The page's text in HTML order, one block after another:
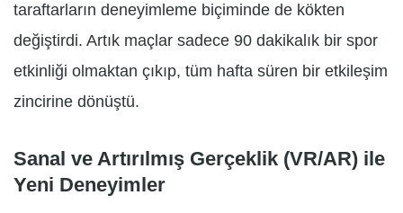
taraftarların deneyimleme biçiminde de kökten
değiştirdi. Artık maçlar sadece 90 dakikalık bir spor
etkinliği olmaktan çıkıp, tüm hafta süren bir etkileşim
zincirine dönüştü.
Sanal ve Artırılmış Gerçeklik (VR/AR) ile
Yeni Deneyimler